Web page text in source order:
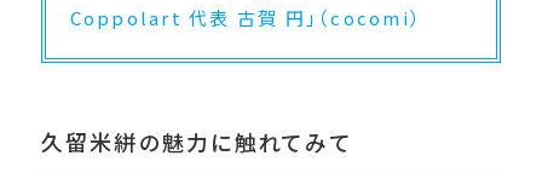
Coppolart 代表 古賀 円」（cocomi）
久留米絣の魅力に触れてみて